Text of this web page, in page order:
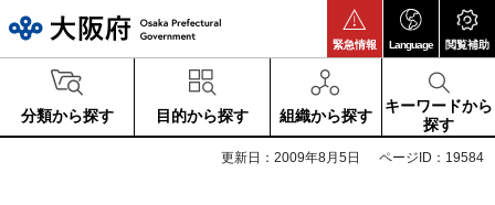
緊急情報 Language 閲覧補助
分類から探す 目的から探す 組織から探す
キーワードから
探す
更新日：2009年8月5日 ページID：19584